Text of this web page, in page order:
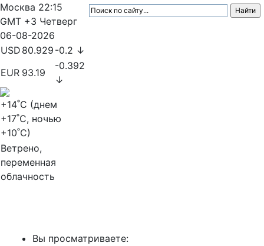
Москва 22:15
GMT +3 Четверг
06-08-2026
USD 80.929 -0.2 ↓
EUR 93.19
-0.392
↓
+14˚C (днем
+17˚C, ночью
+10˚C)
Ветрено,
переменная
облачность
Вы просматриваете: